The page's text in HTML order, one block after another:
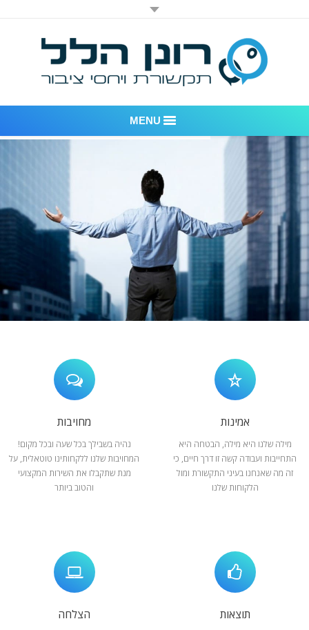
MENU
דוגמאות לעבודות שביצענו
לקוחות – משרד יחסי ציבור רונן הלל
חדר חדשות
המלצות
צור קשר
אמינות
מילה שלנו היא מילה, הבטחה היא
התחייבות ועבודה קשה זו דרך חיים, כי
זה מה שאנחנו בעיני התקשורת ומול
הלקוחות שלנו
מחויבות
נהיה בשבילך בכל שעה ובכל מקום!
המחויבות שלנו ללקחותינו טוטאלית, על
מנת שתקבלו את השירות המקצועי
והטוב ביותר
תוצאות הצלחה